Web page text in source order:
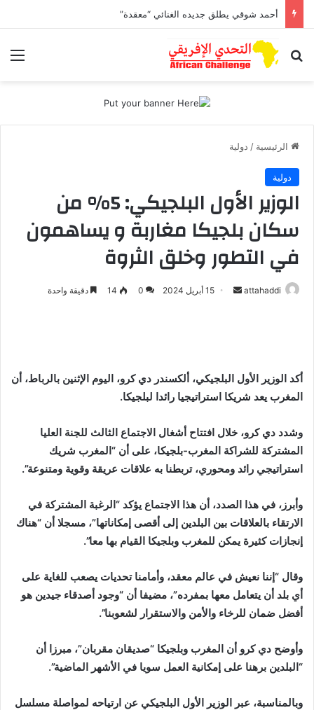
أحمد شوقي يطلق جديده الغنائي “معقدة”
بحث عن
الرئيسية / دولية
دولية
الوزير الأول البلجيكي: 5% من
سكان بلجيكا مغاربة و يساهمون
في التطور وخلق الثروة
attahaddi
أرسل 15 أبريل 2024 0
14 دقيقة واحدة
أكد الوزير الأول البلجيكي، ألكسندر دي كرو، اليوم الإثنين بالرباط، أن
المغرب يعد شريكا استراتيجيا رائدا لبلجيكا.
وشدد دي كرو، خلال افتتاح أشغال الاجتماع الثالث للجنة العليا
المشتركة للشراكة المغرب-بلجيكا، على أن “المغرب شريك
استراتيجي رائد ومحوري، تربطنا به علاقات عريقة وقوية ومتنوعة”.
وأبرز، في هذا الصدد، أن هذا الاجتماع يؤكد “الرغبة المشتركة في
الارتقاء بالعلاقات بين البلدين إلى أقصى إمكاناتها”، مسجلا أن “هناك
إنجازات كثيرة يمكن للمغرب وبلجيكا القيام بها معا”.
وقال “إننا نعيش في عالم معقد، وأمامنا تحديات يصعب للغاية على
أي بلد أن يتعامل معها بمفرده”، مضيفا أن “وجود أصدقاء جيدين هو
أفضل ضمان للرخاء والأمن والاستقرار لشعوبنا”.
وأوضح دي كرو أن المغرب وبلجيكا “صديقان مقربان”، مبرزا أن
“البلدين برهنا على إمكانية العمل سويا في الأشهر الماضية”.
وبالمناسبة، عبر الوزير الأول البلجيكي عن ارتياحه لمواصلة مسلسل